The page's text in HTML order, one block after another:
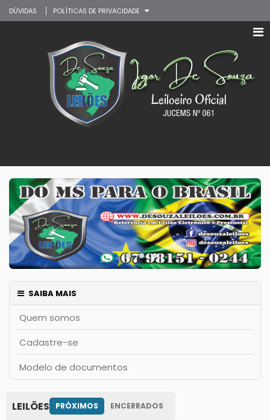
DÚVIDAS POLÍTICAS DE PRIVACIDADE
SAIBA MAIS
Quem somos
Cadastre-se
Modelo de documentos
LEILÕES PRÓXIMOS ENCERRADOS